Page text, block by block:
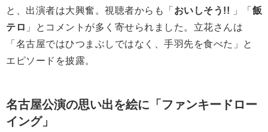
と、出演者は大興奮。視聴者からも「 おいしそう!! 」「 飯
テロ 」とコメントが多く寄せられました。立花さんは
「名古屋ではひつまぶしではなく、手羽先を食べた」と
エピソードを披露。
名古屋公演の思い出を絵に「ファンキードロー
イング」